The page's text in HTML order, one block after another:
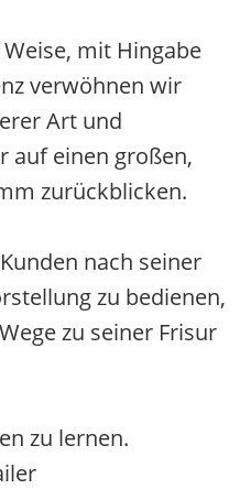
mit Hingabe
verwöhnen wir
Art und
auf einen großen,
zurückblicken.
nach seiner
zu bedienen,
zu seiner Frisur
zu lernen.